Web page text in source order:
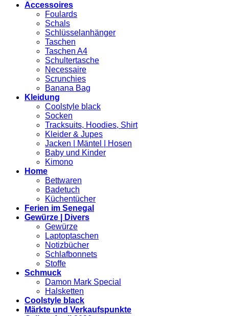
Accessoires
Foulards
Schals
Schlüsselanhänger
Taschen
Taschen A4
Schultertasche
Necessaire
Scrunchies
Banana Bag
Kleidung
Coolstyle black
Socken
Tracksuits, Hoodies, Shirt
Kleider & Jupes
Jacken | Mäntel | Hosen
Baby und Kinder
Kimono
Home
Bettwaren
Badetuch
Küchentücher
Ferien im Senegal
Gewürze | Divers
Gewürze
Laptoptaschen
Notizbücher
Schlafbonnets
Stoffe
Schmuck
Damon Mark Special
Halsketten
Coolstyle black
Märkte und Verkaufspunkte